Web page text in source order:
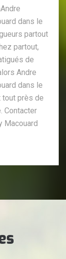
dans le
partout
partout,
de
Andre
dans le
tout près de
Contacter
Macouard